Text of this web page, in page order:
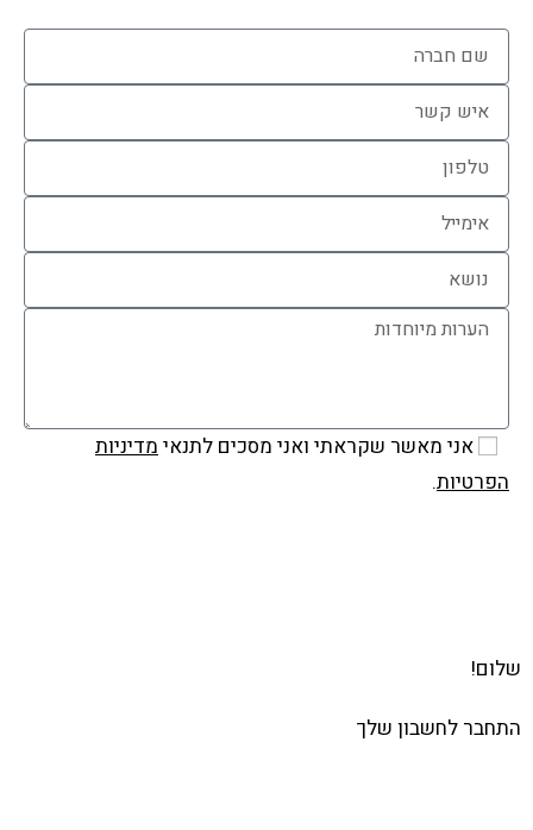
אני מאשר שקראתי ואני מסכים לתנאימדיניות
הפרטיות.
שלום!
התחבר לחשבון שלך